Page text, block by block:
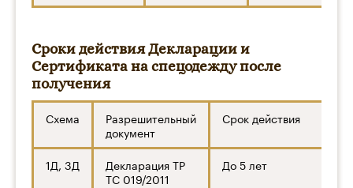
Сроки действия Декларации и
Сертификата на спецодежду после
получения
Схема
Разрешительный
документ
Срок действия
1Д, 3Д
Декларация ТР
ТС 019/2011
До 5 лет